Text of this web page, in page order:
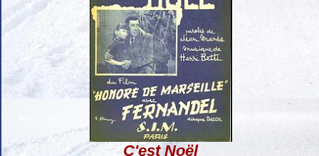
C'est Noël